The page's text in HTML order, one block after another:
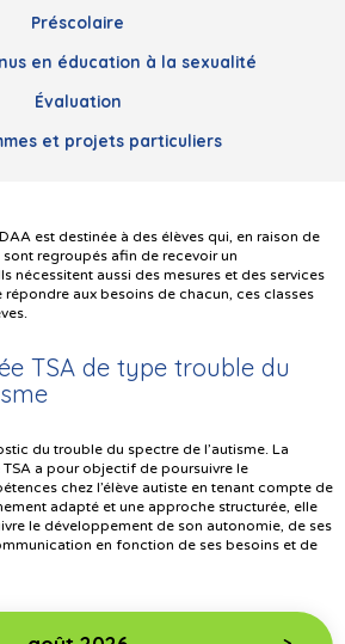
Préscolaire
en éducation à la sexualité
Évaluation
et projets particuliers
est destinée à des élèves qui, en raison de
regroupés afin de recevoir un
nécessitent aussi des mesures et des services
aux besoins de chacun, ces classes
TSA de type trouble du
du trouble du spectre de l’autisme. La
a pour objectif de poursuivre le
chez l’élève autiste en tenant compte de
adapté et une approche structurée, elle
le développement de son autonomie, de ses
en fonction de ses besoins et de